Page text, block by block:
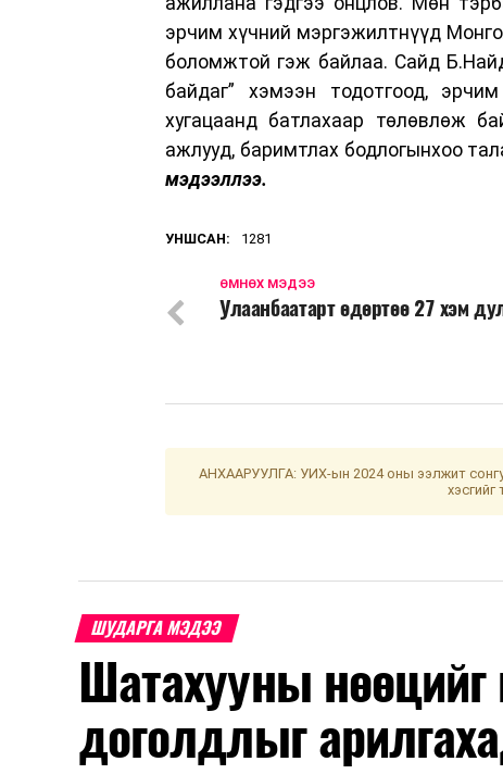
эрчим хүчний мэргэжилтнүүд
боломжтой гэж байлаа. Сайд
байдаг” хэмээн тодотгоод,
хугацаанд батлахаар төлөвлөж
ажлууд, баримтлах бодлогынхоо
мэдээллээ.
УНШСАН: 1281
ӨМНӨХ МЭДЭЭ
Улаанбаатарт өдөртөө 27 хэм
АНХААРУУЛГА: УИХ-ын 2024 оны ээлжит
хэсгийг
ШУДАРГА МЭДЭЭ
Шатахууны нөөцийг
доголдлыг